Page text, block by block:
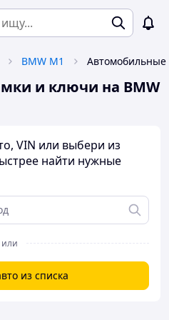
BMW M1
и ключи на BMW
VIN или выбери из
найти нужные
или
из списка